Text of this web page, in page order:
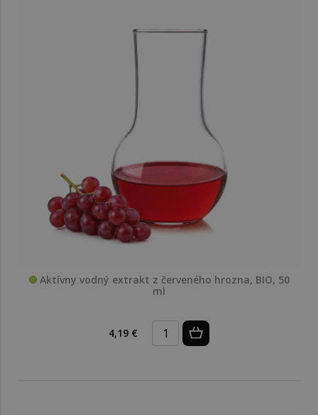
Aktívny vodný extrakt z červeného hrozna, BIO, 50
ml
4,19 €